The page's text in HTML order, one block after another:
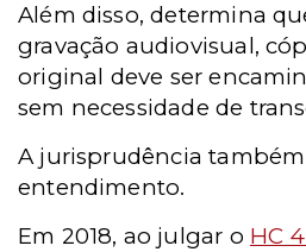
Além disso, determina
gravação audiovisual,
original deve ser
sem necessidade de
A jurisprudência também
entendimento.
Em 2018, ao julgar o HC